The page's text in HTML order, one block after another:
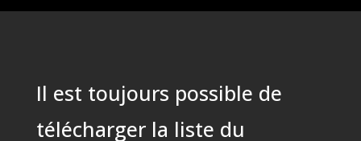
Il est toujours possible de
télécharger la liste du